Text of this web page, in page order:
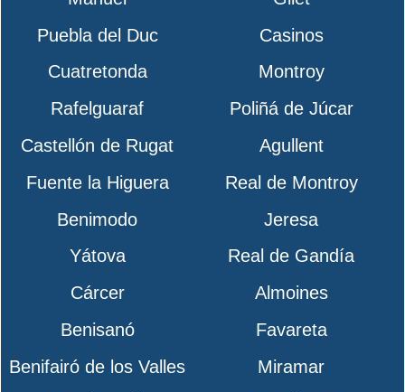
Puebla del Duc
Casinos
Cuatretonda
Montroy
Rafelguaraf
Poliñá de Júcar
Castellón de Rugat
Agullent
Fuente la Higuera
Real de Montroy
Benimodo
Jeresa
Yátova
Real de Gandía
Cárcer
Almoines
Benisanó
Favareta
Benifairó de los Valles
Miramar